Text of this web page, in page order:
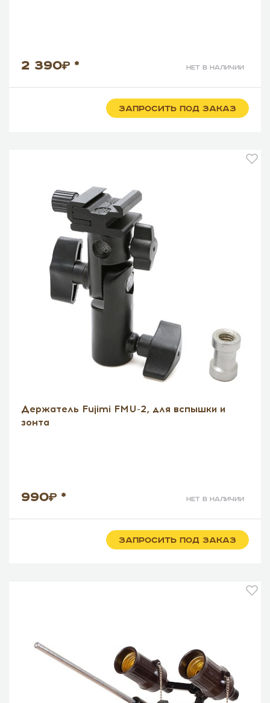
2 390 * нет в наличии
ЗАПРОСИТЬ ПОД ЗАКАЗ
Держатель Fujimi FMU-2, для вспышки и
зонта
990 * нет в наличии
ЗАПРОСИТЬ ПОД ЗАКАЗ